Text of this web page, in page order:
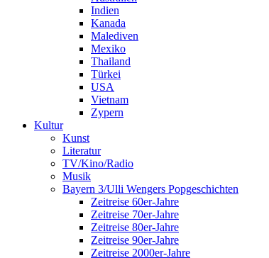
Indien
Kanada
Malediven
Mexiko
Thailand
Türkei
USA
Vietnam
Zypern
Kultur
Kunst
Literatur
TV/Kino/Radio
Musik
Bayern 3/Ulli Wengers Popgeschichten
Zeitreise 60er-Jahre
Zeitreise 70er-Jahre
Zeitreise 80er-Jahre
Zeitreise 90er-Jahre
Zeitreise 2000er-Jahre